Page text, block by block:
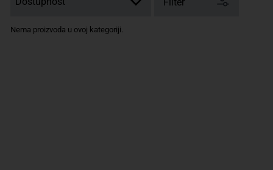
Nema proizvoda u ovoj kategoriji.